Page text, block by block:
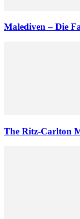
Malediven – Die
The Ritz-Carlton